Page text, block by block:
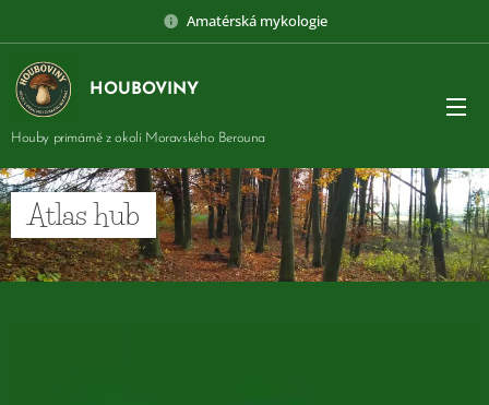
Amatérská mykologie
HOUBOVINY
Houby primárně z okolí Moravského Berouna
Atlas hub